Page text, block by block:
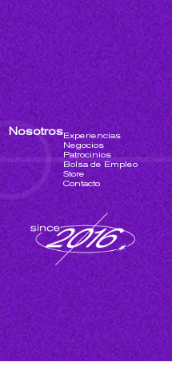
NosotrosExperiencias
Negocios
Patrocinios
Bolsa de Empleo
Store
Contacto